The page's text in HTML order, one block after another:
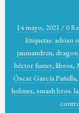
14 mayo, 2021 /0
Etiquetas: adrian
jaumandreu, dragon
héctor fuster, libros,
Óscar García Pañella,
holmes, smash bros.